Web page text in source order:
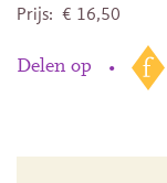
Prijs: € 16,50
Delen op •